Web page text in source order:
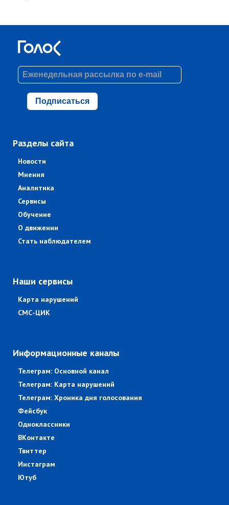
Подписаться
Разделы сайта
Новости
Мнения
Аналитика
Сервисы
Обучение
О движении
Стать наблюдателем
Наши сервисы
Карта нарушений
СМС-ЦИК
Информационные каналы
Телеграм: Основной канал
Телеграм: Карта нарушений
Телеграм: Хроника дня голосования
Фейсбук
Одноклассники
ВКонтакте
Твиттер
Инстаграм
Ютуб